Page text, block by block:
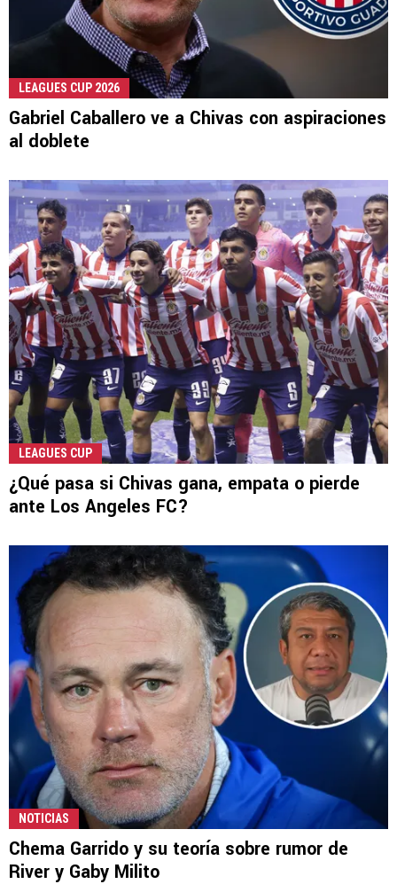
LEAGUES CUP 2026
Gabriel Caballero ve a Chivas con aspiraciones
al doblete
LEAGUES CUP
¿Qué pasa si Chivas gana, empata o pierde
ante Los Angeles FC?
NOTICIAS
Chema Garrido y su teoría sobre rumor de
River y Gaby Milito